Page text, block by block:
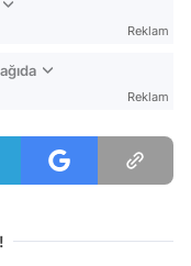
Reklam
Reklam